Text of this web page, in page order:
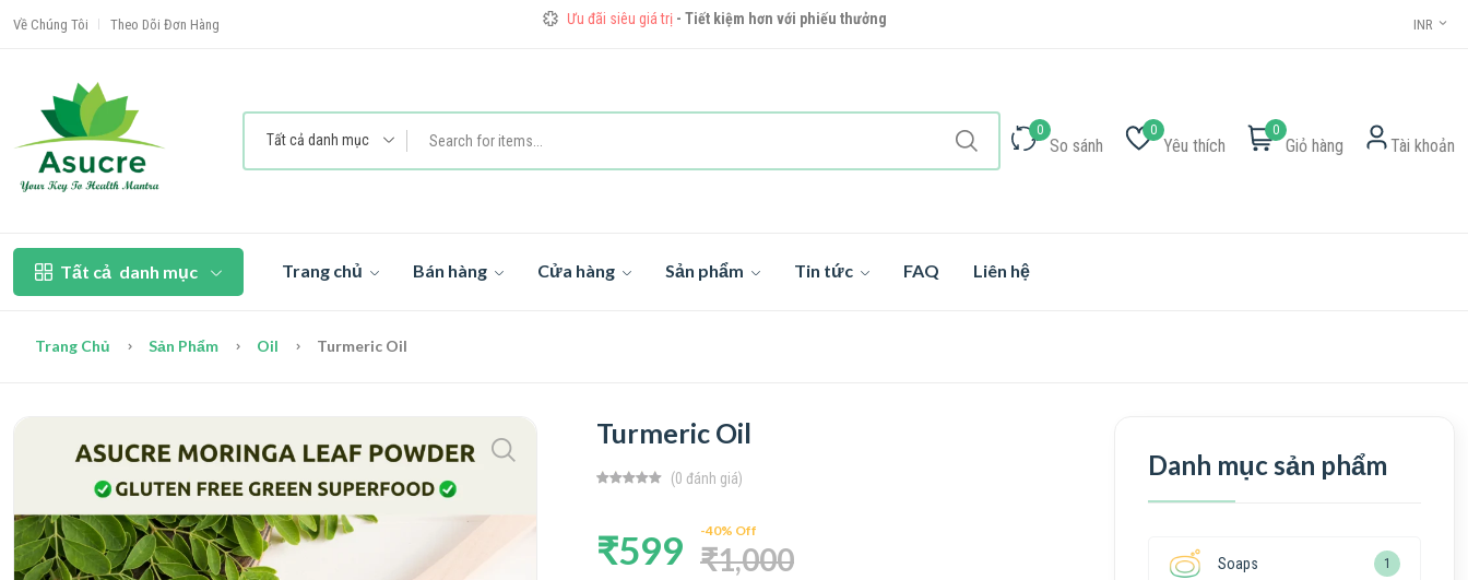
Về Chúng Tôi Theo Dõi Đơn Hàng Ưu đãi siêu giá trị - Tiết kiệm hơn với phiếu thưởng
INR
Tất cả danh mục
0
So sánh
0
Yêu thích
0
Giỏ hàng Tài khoản
Tất cả danh mục Trang chủ Bán hàng Cửa hàng Sản phẩm Tin tức FAQ Liên hệ
Trang Chủ Sản Phẩm Oil Turmeric Oil
Turmeric Oil
(0 đánh giá)
₹599 -40% Off
₹1,000
Danh mục sản phẩm
Soaps 1